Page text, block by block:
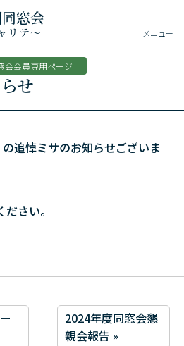
窓会
リテ～ メニュー
会会員専用ページ
せ
追悼ミサのお知らせございま
さい。
2024年度同窓会懇
親会報告 »